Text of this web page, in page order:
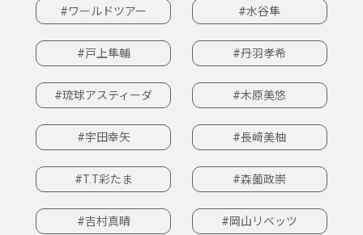
#ワールドツアー #水谷隼
#戸上隼輔 #丹羽孝希
#琉球アスティーダ #木原美悠
#宇田幸矢 #長﨑美柚
#T.T彩たま #森薗政崇
#吉村真晴 #岡山リベッツ